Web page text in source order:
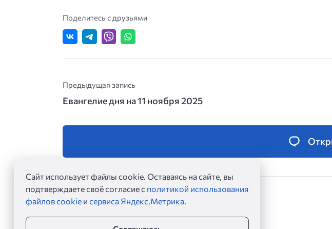
Поделитесь с друзьями
Предыдущая запись
Евангелие дня на 11 ноября 2025
Сайт использует файлы cookie. Оставаясь на сайте, вы
подтверждаете своё согласие с политикой использования
файлов cookieи сервиса Яндекс.Метрика.